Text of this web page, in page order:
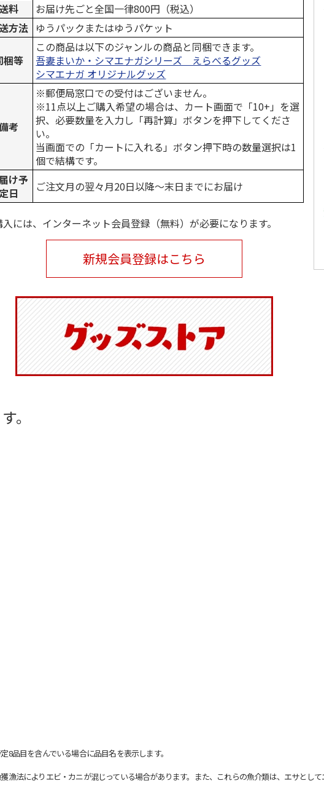
水森亜土／ステッカ
ーセット
600円
(送料別・税込)
リラックマ／マルチ
ケース
5.0（6）
1,100円
(送料別・税込)
令和八年七月場所
605,000円
ファイル３点セット
750円
送料
お届け先ごと全国一律800円（税込）
方法 ゆうパックまたはゆうパケット
梱等
この商品は以下のジャンルの商品と同梱できます。
吾妻まいか・シマエナガシリーズ えらべるグッズ
シマエナガ オリジナルグッズ
考
※郵便局窓口での受付はございません。
※11点以上ご購入希望の場合は、カート画面で「10+」を選
択、必要数量を入力し「再計算」ボタンを押下してくださ
い。
当画面での「カートに入れる」ボタン押下時の数量選択は1
個で結構です。
け予
日
ご注文月の翌々月20日以降～末日までにお届け
入には、インターネット会員登録（無料）が必要になります。
新規会員登録はこちら
。
品目を含んでいる場合に品目名を表示します。
法によりエビ・カニが混じっている場合があります。また、これらの魚介類は、エサとして